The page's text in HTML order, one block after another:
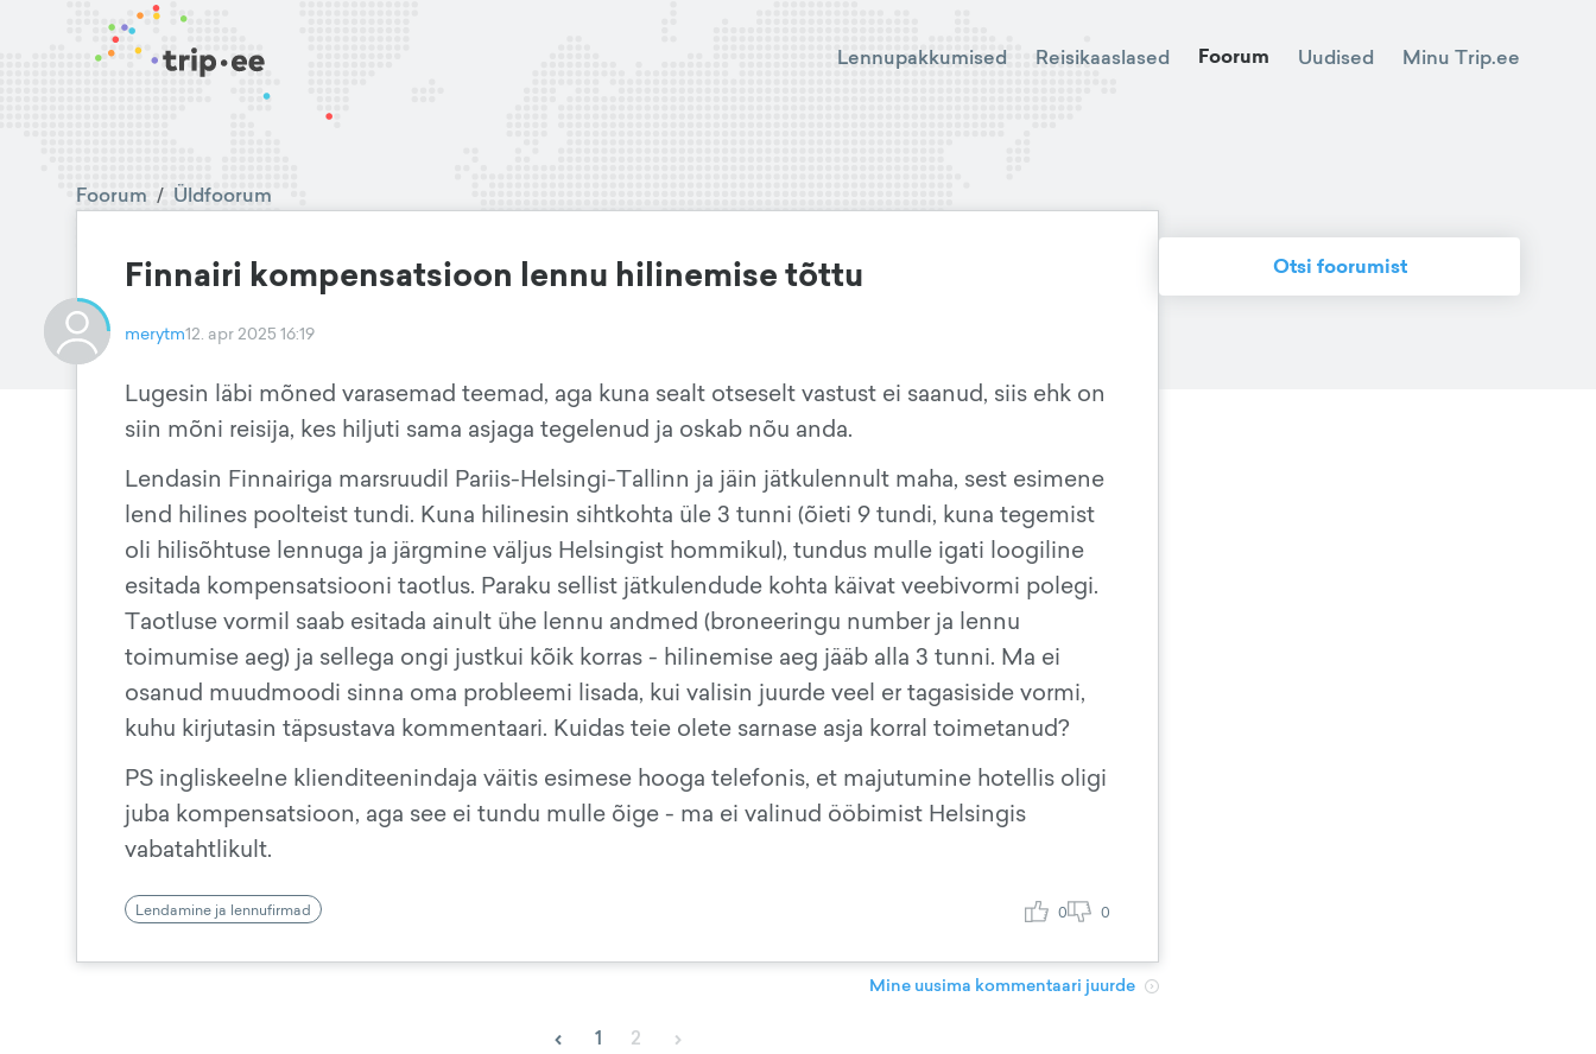
Lennupakkumised Reisikaaslased Foorum Uudised Minu Trip.ee
Foorum / Üldfoorum
Finnairi kompensatsioon lennu hilinemise tõttu
merytm12. apr 2025 16:19
Lugesin läbi mõned varasemad teemad, aga kuna sealt otseselt vastust ei saanud, siis ehk on
siin mõni reisija, kes hiljuti sama asjaga tegelenud ja oskab nõu anda.
Lendasin Finnairiga marsruudil Pariis-Helsingi-Tallinn ja jäin jätkulennult maha, sest esimene
lend hilines poolteist tundi. Kuna hilinesin sihtkohta üle 3 tunni (õieti 9 tundi, kuna tegemist
oli hilisõhtuse lennuga ja järgmine väljus Helsingist hommikul), tundus mulle igati loogiline
esitada kompensatsiooni taotlus. Paraku sellist jätkulendude kohta käivat veebivormi polegi.
Taotluse vormil saab esitada ainult ühe lennu andmed (broneeringu number ja lennu
toimumise aeg) ja sellega ongi justkui kõik korras - hilinemise aeg jääb alla 3 tunni. Ma ei
osanud muudmoodi sinna oma probleemi lisada, kui valisin juurde veel er tagasiside vormi,
kuhu kirjutasin täpsustava kommentaari. Kuidas teie olete sarnase asja korral toimetanud?
PS ingliskeelne klienditeenindaja väitis esimese hooga telefonis, et majutumine hotellis oligi
juba kompensatsioon, aga see ei tundu mulle õige - ma ei valinud ööbimist Helsingis
vabatahtlikult.
Lendamine ja lennufirmad 0 0
Mine uusima kommentaari juurde
‹ 1 2 ›
Otsi foorumist